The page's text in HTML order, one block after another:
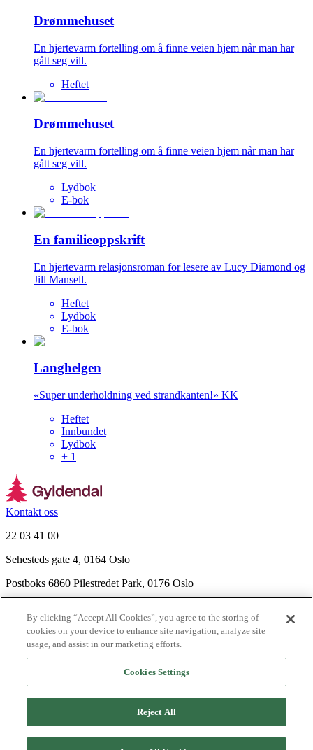
Drømmehuset
En hjertevarm fortelling om å finne veien hjem når man har
gått seg vill.
Heftet
Drømmehuset
En hjertevarm fortelling om å finne veien hjem når man har
gått seg vill.
Lydbok
E-bok
En familieoppskrift
En hjertevarm relasjonsroman for lesere av Lucy Diamond og
Jill Mansell.
Heftet
Lydbok
E-bok
Langhelgen
«Super underholdning ved strandkanten!» KK
Heftet
Innbundet
Lydbok
+ 1
Kontakt oss
22 03 41 00
Sehesteds gate 4, 0164 Oslo
Postboks 6860 Pilestredet Park, 0176 Oslo
Nyhetsbrev
Ledige stillinger
Send inn manus
Agency
By clicking “Accept All Cookies”, you agree to the storing of
cookies on your device to enhance site navigation, analyze site
usage, and assist in our marketing efforts.
Cookies Settings
Reject All